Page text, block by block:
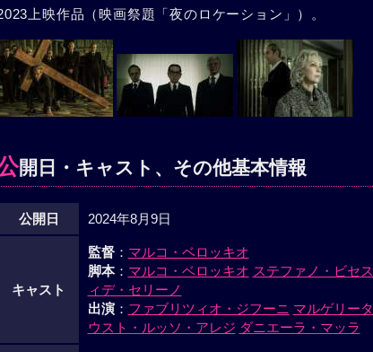
上映作品（映画祭題「夜のロケーション」）。
開日・キャスト、その他基本情報
公開日 2024年8月9日
キャスト
監督： マルコ・ベロッキオ
脚本： マルコ・ベロッキオ ステファノ・ビセス
ィデ・セリーノ
出演： ファブリツィオ・ジフーニ マルゲリー
ウスト・ルッソ・アレジ ダニエーラ・マッラ